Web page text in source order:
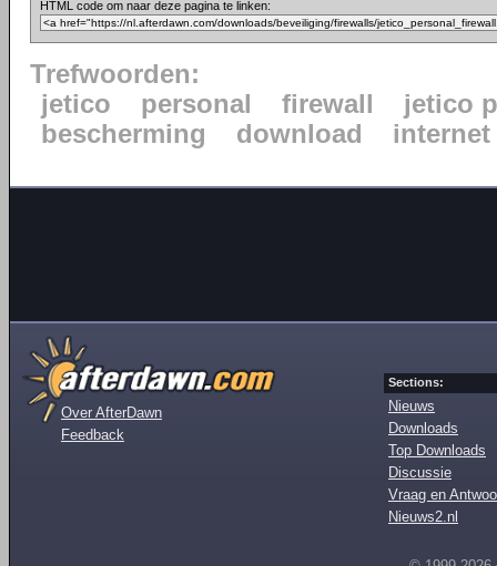
HTML code om naar deze pagina te linken:
Trefwoorden:
jetico
personal firewall
jetico
bescherming
download internet
Over AfterDawn
Feedback
Sections:
Nieuws
Downloads
Top Downloads
Discussie
Vraag en
Nieuws2.nl